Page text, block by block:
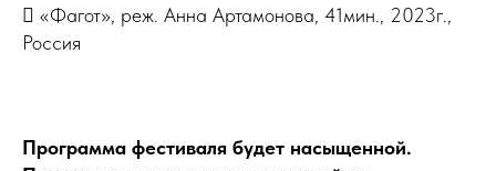
 «Фагот», реж. Анна Артамонова, 41мин., 2023г.,
Россия
Программа фестиваля будет насыщенной.